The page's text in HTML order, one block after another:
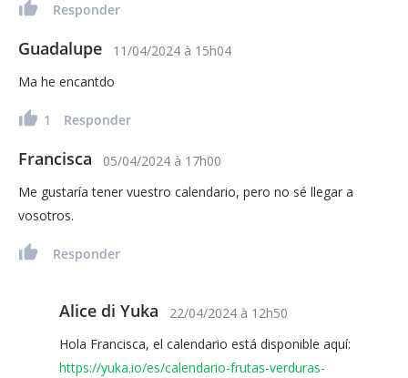
Responder
Guadalupe 11/04/2024 à 15h04
Ma he encantdo
1 Responder
Francisca 05/04/2024 à 17h00
Me gustaría tener vuestro calendario, pero no sé llegar a
vosotros.
Responder
Alice di Yuka 22/04/2024 à 12h50
Hola Francisca, el calendario está disponible aquí:
https://yuka.io/es/calendario-frutas-verduras-